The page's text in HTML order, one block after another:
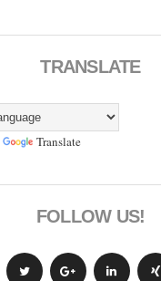
TRANSLATE
Translate
FOLLOW US!